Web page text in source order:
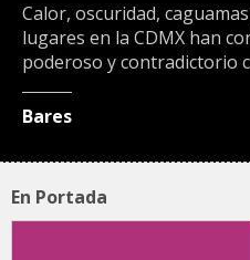
Calor, oscuridad,
lugares en la CDMX han
poderoso y contradictorio
Bares
En Portada